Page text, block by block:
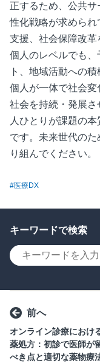
正するため、公共
性化戦略が求めら
支援、社会保障改革
個人のレベルでも
ト、地域活動への
個人が一体で社会
社会を持続・発展
人ひとりが課題の
です。未来世代の
り組んでください。
#医療DX
キーワードで検索
前へ
オンライン診療におけ
薬処方：初診で医師が
べき点と適切な薬物療